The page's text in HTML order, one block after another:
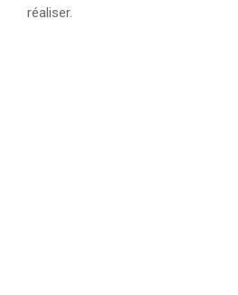
réaliser.